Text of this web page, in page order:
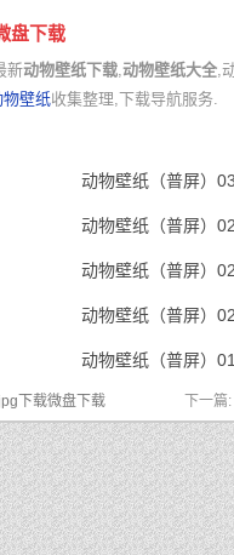
盘下载
新动物壁纸下载,动物壁纸大全,
物壁纸收集整理,下载导航服务.
动物壁纸（普屏）
动物壁纸（普屏）
动物壁纸（普屏）
动物壁纸（普屏）
动物壁纸（普屏）
下载微盘下载 下一篇: